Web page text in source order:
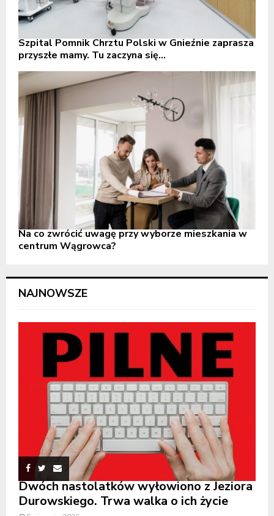
Szpital Pomnik Chrztu Polski w Gnieźnie zaprasza
przyszłe mamy. Tu zaczyna się...
Na co zwrócić uwagę przy wyborze mieszkania w
centrum Wągrowca?
NAJNOWSZE
Dwóch nastolatków wyłowiono z Jeziora
Durowskiego. Trwa walka o ich życie